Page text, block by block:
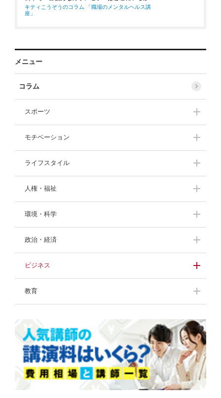
キティこうぞうのコラム 「職場のメンタルヘルス講
座」
メニュー
コラム
スポーツ
伊藤華英
武田美保
奥村幸治
舞の海秀平
寺廻太
山本昌邦
モチベーション
上田比呂志
渡邊洋子
川村透
末木佐知
川村透
ライフスタイル
甘糟りり子
山本京子
長野茂
井戸美枝
中村浩子
干場義雅 榊原貴子
人権・福祉
渡部陽一
中村勝雄
濱宮郷詞
河合純一
環境・科学
村田佳壽子
進藤勇治
清水国明
政治・経済
進藤勇治
藤田正美
岡田晃
ビジネス
牛窪万里子
黒田英雄 谷田昭吾
榎本晋作 大越章司
久原健司 山本衣奈子
教育
鈴木みどり 清水克彦
春日美奈子 渡辺真由子
親野智可等 長谷川満